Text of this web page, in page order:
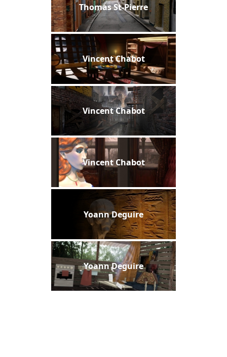
Thomas St-Pierre
Vincent Chabot
Vincent Chabot
Vincent Chabot
Yoann Deguire
Yoann Deguire